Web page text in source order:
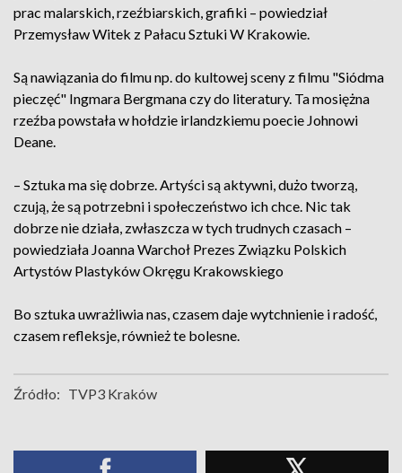
prac malarskich, rzeźbiarskich, grafiki – powiedział
Przemysław Witek z Pałacu Sztuki W Krakowie.
Są nawiązania do filmu np. do kultowej sceny z filmu "Siódma
pieczęć" Ingmara Bergmana czy do literatury. Ta mosiężna
rzeźba powstała w hołdzie irlandzkiemu poecie Johnowi
Deane.
– Sztuka ma się dobrze. Artyści są aktywni, dużo tworzą,
czują, że są potrzebni i społeczeństwo ich chce. Nic tak
dobrze nie działa, zwłaszcza w tych trudnych czasach –
powiedziała Joanna Warchoł Prezes Związku Polskich
Artystów Plastyków Okręgu Krakowskiego
Bo sztuka uwrażliwia nas, czasem daje wytchnienie i radość,
czasem refleksje, również te bolesne.
Źródło: TVP3 Kraków